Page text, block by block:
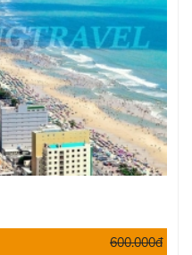
600.000đ